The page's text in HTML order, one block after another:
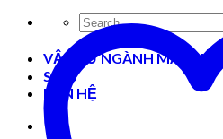
Search
for:
VẬT TƯ NGÀNH MAY MẶC
Shop
LIÊN HỆ